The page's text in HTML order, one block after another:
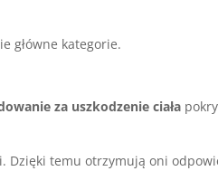
główne kategorie.
za uszkodzenie ciała
temu otrzymują oni